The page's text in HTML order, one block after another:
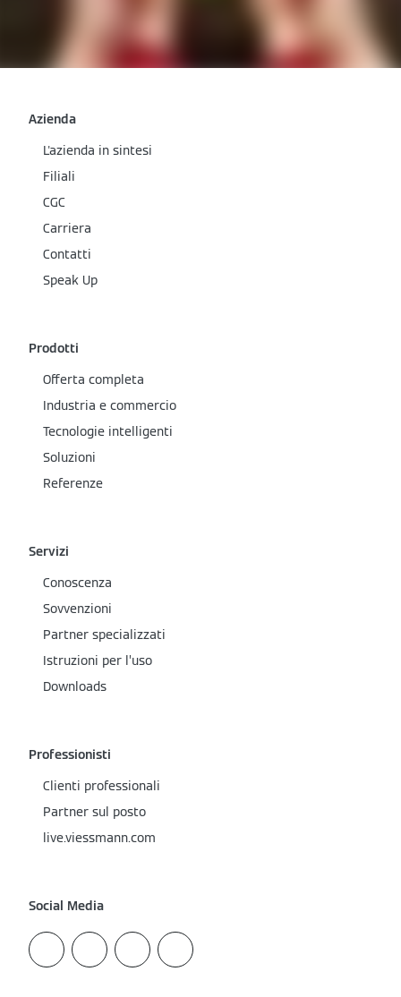
Azienda
L'azienda in sintesi
Filiali
CGC
Carriera
Contatti
Speak Up
Prodotti
Offerta completa
Industria e commercio
Tecnologie intelligenti
Soluzioni
Referenze
Servizi
Conoscenza
Sovvenzioni
Partner specializzati
Istruzioni per l’uso
Downloads
Professionisti
Clienti professionali
Partner sul posto
live.viessmann.com
Social Media